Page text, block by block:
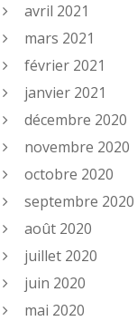
avril 2021
mars 2021
février 2021
janvier 2021
décembre 2020
novembre 2020
octobre 2020
septembre 2020
août 2020
juillet 2020
juin 2020
mai 2020